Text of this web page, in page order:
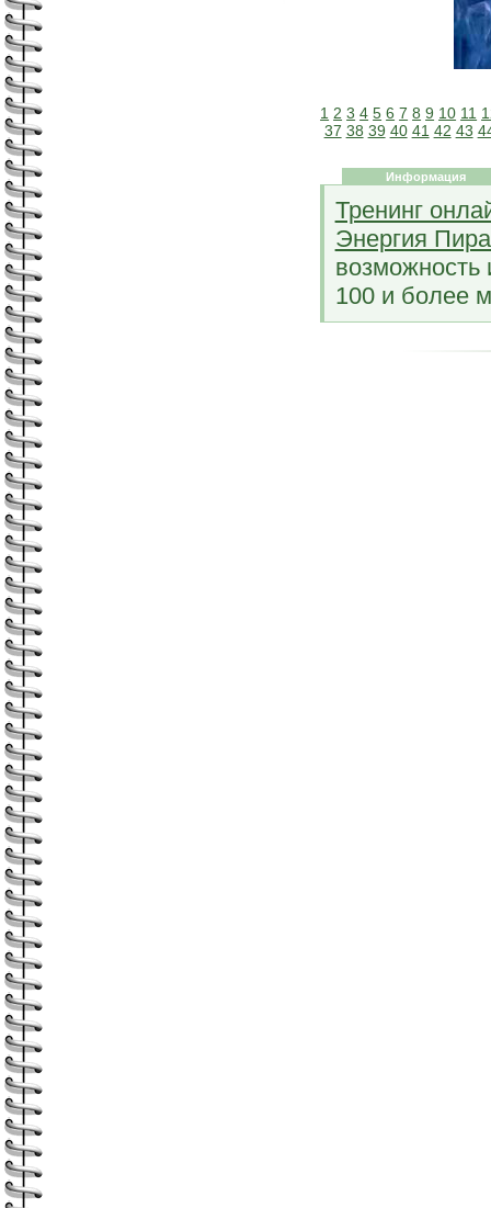
1 2 3 4 5 6 7 8 9 10 11
37 38 39 40 41 42 43
Информация
Тренинг
Энергия
возможность
100 и более